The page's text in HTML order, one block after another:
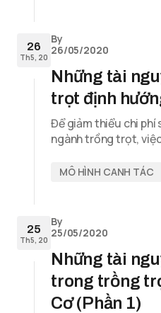
26
Th5, 20
By
26/05/2020
Những tài
trọt định
Để giảm thiểu chi phí
ngành trồng trọt,
MÔ HÌNH CANH TÁC
25
Th5, 20
By
25/05/2020
Những tài
trong trồng
Cơ (Phần 1)